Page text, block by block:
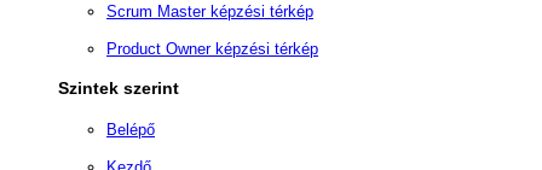
Scrum Master képzési térkép
Product Owner képzési térkép
Szintek szerint
Belépő